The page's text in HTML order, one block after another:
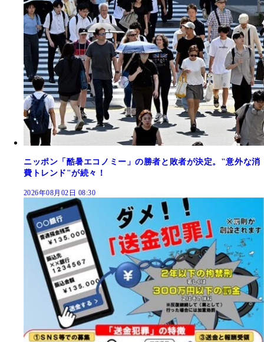
ニッポン「酷暑エコノミー」の勝者と敗者が決定。"意外な消
費トレンド"が続々！
2026年08月02日 08:30